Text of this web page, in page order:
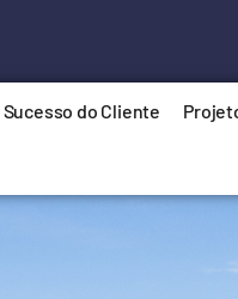
Sucesso do Cliente